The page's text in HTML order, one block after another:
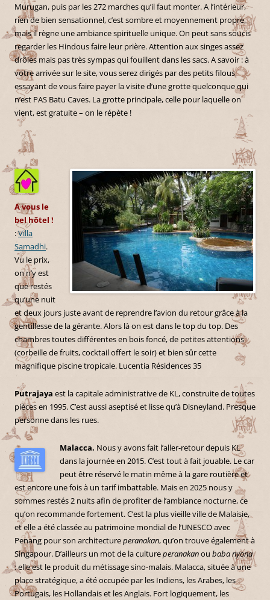
Murugan, puis par les 272 marches qu’il faut monter. A l’intérieur,
rien de bien sensationnel, c’est sombre et moyennement propre,
mais il règne une ambiance spirituelle unique. On peut sans soucis
regarder les Hindous faire leur prière. Attention aux singes assez
drôles mais pas très sympas qui fouillent dans les sacs. A savoir : à
votre arrivée sur le site, vous serez dirigés par des petits filous
essayant de vous faire payer la visite d’une grotte quelconque qui
n’est PAS Batu Caves. La grotte principale, celle pour laquelle on
vient, est gratuite – on le répète !
A vous le
bel hôtel !
:Villa
Samadhi.
Vu le prix,
on n’y est
que restés
qu’une nuit
et deux jours juste avant de reprendre l’avion du retour grâce à la
gentillesse de la gérante. Alors là on est dans le top du top. Des
chambres toutes différentes en bois foncé, de petites attentions
(corbeille de fruits, cocktail offert le soir) et bien sûr cette
magnifique piscine tropicale. Lucentia Résidences 35
Putrajaya est la capitale administrative de KL, construite de toutes
pièces en 1995. C’est aussi aseptisé et lisse qu’à Disneyland. Presque
personne dans les rues.
Malacca. Nous y avons fait l’aller-retour depuis KL
dans la journée en 2015. C’est tout à fait jouable. Le car
peut être réservé le matin même à la gare routière et
est encore une fois à un tarif imbattable. Mais en 2025 nous y
sommes restés 2 nuits afin de profiter de l’ambiance nocturne, ce
qu’on recommande fortement. C’est la plus vieille ville de Malaisie,
et elle a été classée au patrimoine mondial de l’UNESCO avec
Penang pour son architectureperanakan, qu’on trouve également à
Singapour. D’ailleurs un mot de la cultureperanakanou baba nyona
: elle est le produit du métissage sino-malais. Malacca, située à une
place stratégique, a été occupée par les Indiens, les Arabes, les
Portugais, les Hollandais et les Anglais. Fort logiquement, les